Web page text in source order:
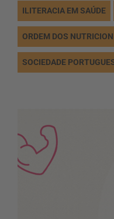
ILITERACIA EM SAÚDE
ORDEM DOS
SOCIEDADE